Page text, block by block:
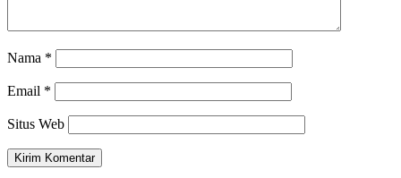
Nama *
Email *
Situs Web